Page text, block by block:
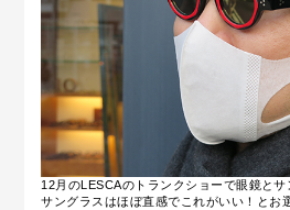
12月のLESCAのトランクショーで眼鏡とサ
サングラスはほぼ直感でこれがいい！とお